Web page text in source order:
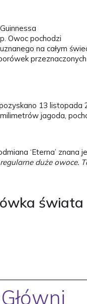
Owoc pochodzi
na całym
13 listopada
jagoda,
‘Eterna’
duże owoce.
świata